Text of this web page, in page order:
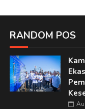
RANDOM POS